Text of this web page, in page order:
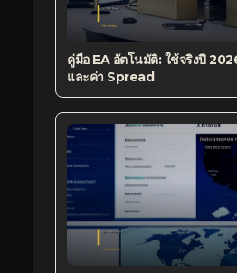
คู่มือ EA อัตโนมัติ: ใช้จริงปี
และค่า Spread